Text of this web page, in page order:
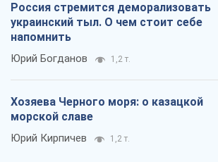
Россия стремится деморализовать
украинский тыл. О чем стоит себе
напомнить
Юрий Богданов 1,2 т.
Хозяева Черного моря: о казацкой
морской славе
Юрий Кирпичев 1,2 т.